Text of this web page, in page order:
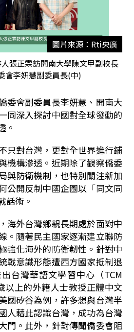
圖片來源：Rti央廣
人張正霖訪開南大學陳文甲副校長
會李妍慧副委員長(中)
委會副委員長李妍慧、開南大
同深入探討中國對全球發動的
。
只對台灣，更對全世界進行鋪
機構滲透。近期除了觀察僑委
與防衛機制，也特別關注新加
公開反制中國企圖以「同文同
話術。
海外台灣鄉親長期處於面對中
。隨著民主國家逐漸建立聯防
強化海外的防衛韌性。針對中
戰意識形態遭西方國家抵制退
台灣華語文學習中心（TCM
以上的外籍人士教授正體中文
國矽谷為例，許多想與台灣半
人藉此認識台灣，成功為台灣
門。此外，針對傳聞僑委會阻